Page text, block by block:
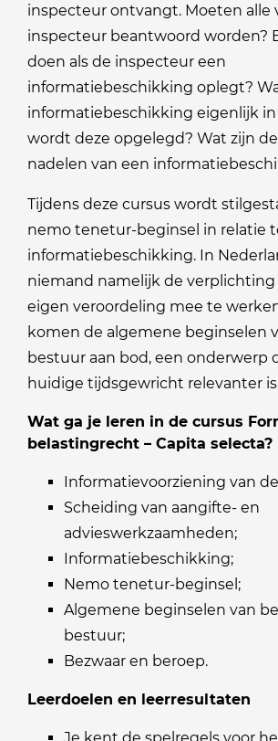
inspecteur ontvangt. Moeten alle
inspecteur beantwoord worden?
doen als de inspecteur een
informatiebeschikking oplegt?
informatiebeschikking eigenlijk in
wordt deze opgelegd? Wat zijn
nadelen van een
Tijdens deze cursus wordt
nemo tenetur-beginsel in relatie
informatiebeschikking. In
niemand namelijk de verplichting
eigen veroordeling mee te
komen de algemene beginselen
bestuur aan bod, een onderwerp
huidige tijdsgewricht relevanter
Wat ga je leren in de cursus
belastingrecht – Capita selecta?
Informatievoorziening van
Scheiding van aangifte- en
advieswerkzaamheden;
Informatiebeschikking;
Nemo tenetur-beginsel;
Algemene beginselen van
bestuur;
Bezwaar en beroep.
Leerdoelen en leerresultaten